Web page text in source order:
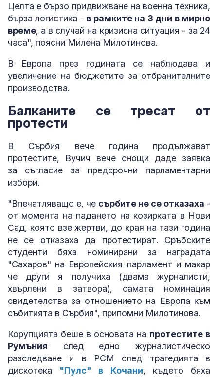
Целта е бързо придвижване на военна техника,
бърза логистика - в рамките на 3 дни в мирно
време, а в случай на кризисна ситуация - за 24
часа", поясни Милена Милотинова.
В Европа през годината се наблюдава и
увеличение на бюджетите за отбранителните
производства.
Балканите се тресат от
протести
В Сърбия вече година продължават
протестите, Вучич вече снощи даде заявка
за съгласие за предсрочни парламентарни
избори.
"Впечатляващо е, че сърбите не се отказаха -
от момента на падането на козирката в Нови
Сад, която взе жертви, до края на тази година
не се отказаха да протестират. Сръбските
студенти бяха номинирани за наградата
"Сахаров" на Европейския парламент и макар
че други я получиха (двама журналисти,
хвърлени в затвора), самата номинация
свидетелства за отношението на Европа към
събитията в Сърбия", припомни Милотинова.
Корупцията беше в основата на протестите в
Румъния след едно журналистическо
разследване и в РСМ след трагедията в
дискотека "Пулс" в Кочани, където бяха